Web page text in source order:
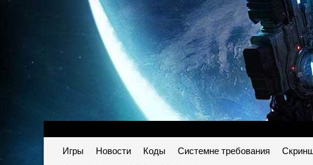
Игры Новости Коды Системне требования